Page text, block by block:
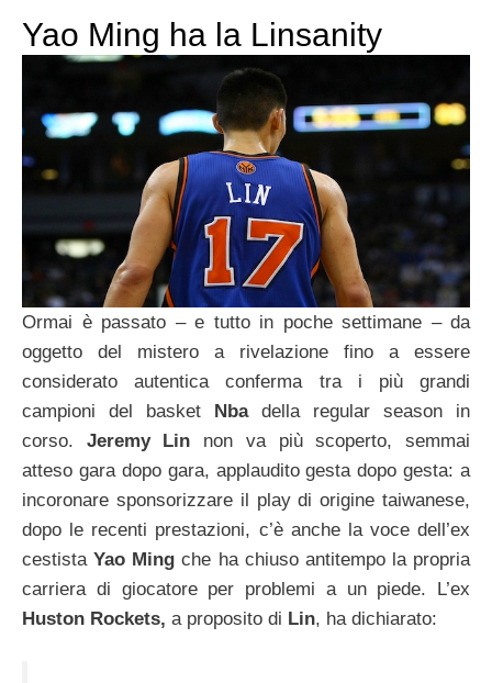
Yao Ming ha la Linsanity
Ormai è passato – e tutto in poche settimane – da
oggetto del mistero a rivelazione fino a essere
considerato autentica conferma tra i più grandi
campioni del basket Nbadella regular season in
corso. Jeremy Lin non va più scoperto, semmai
atteso gara dopo gara, applaudito gesta dopo gesta: a
incoronare sponsorizzare il play di origine taiwanese,
dopo le recenti prestazioni, c’è anche la voce dell’ex
cestistaYao Ming che ha chiuso antitempo la propria
carriera di giocatore per problemi a un piede. L’ex
Huston Rockets, a proposito di Lin, ha dichiarato: